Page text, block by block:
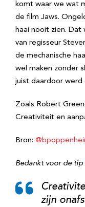
komt waar we wat
de film Jaws.
haai nooit zien. Dat
van regisseur
de mechanische
wel maken zonder
juist daardoor werd
Zoals Robert
Creativiteit en
Bron:
Bedankt voor de tip
zijn